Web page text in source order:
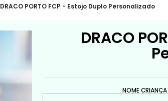
DRACO PORTO FCP - Estojo Duplo Personalizado
DRACO
NOME